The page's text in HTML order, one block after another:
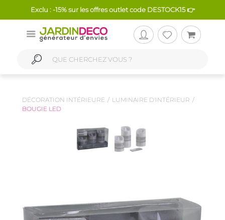
Exclu : -15% sur les offres outlet code DESTOCK15 👉
DÉCORATION INTÉRIEURE
LUMINAIRE D'INTÉRIEUR
BOUGIE LED